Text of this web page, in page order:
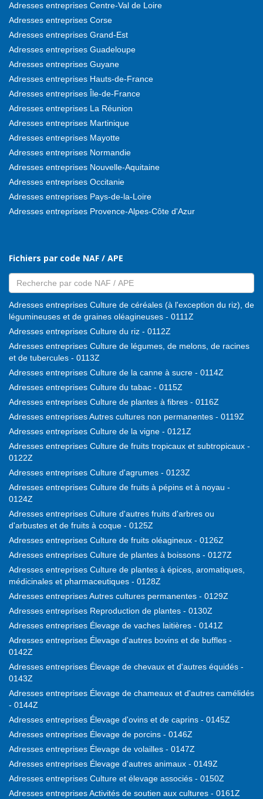
Adresses entreprises Centre-Val de Loire
Adresses entreprises Corse
Adresses entreprises Grand-Est
Adresses entreprises Guadeloupe
Adresses entreprises Guyane
Adresses entreprises Hauts-de-France
Adresses entreprises Île-de-France
Adresses entreprises La Réunion
Adresses entreprises Martinique
Adresses entreprises Mayotte
Adresses entreprises Normandie
Adresses entreprises Nouvelle-Aquitaine
Adresses entreprises Occitanie
Adresses entreprises Pays-de-la-Loire
Adresses entreprises Provence-Alpes-Côte d'Azur
Fichiers par code NAF / APE
Adresses entreprises Culture de céréales (à l'exception du riz), de
légumineuses et de graines oléagineuses - 0111Z
Adresses entreprises Culture du riz - 0112Z
Adresses entreprises Culture de légumes, de melons, de racines
et de tubercules - 0113Z
Adresses entreprises Culture de la canne à sucre - 0114Z
Adresses entreprises Culture du tabac - 0115Z
Adresses entreprises Culture de plantes à fibres - 0116Z
Adresses entreprises Autres cultures non permanentes - 0119Z
Adresses entreprises Culture de la vigne - 0121Z
Adresses entreprises Culture de fruits tropicaux et subtropicaux -
0122Z
Adresses entreprises Culture d'agrumes - 0123Z
Adresses entreprises Culture de fruits à pépins et à noyau -
0124Z
Adresses entreprises Culture d'autres fruits d'arbres ou
d'arbustes et de fruits à coque - 0125Z
Adresses entreprises Culture de fruits oléagineux - 0126Z
Adresses entreprises Culture de plantes à boissons - 0127Z
Adresses entreprises Culture de plantes à épices, aromatiques,
médicinales et pharmaceutiques - 0128Z
Adresses entreprises Autres cultures permanentes - 0129Z
Adresses entreprises Reproduction de plantes - 0130Z
Adresses entreprises Élevage de vaches laitières - 0141Z
Adresses entreprises Élevage d'autres bovins et de buffles -
0142Z
Adresses entreprises Élevage de chevaux et d'autres équidés -
0143Z
Adresses entreprises Élevage de chameaux et d'autres camélidés
- 0144Z
Adresses entreprises Élevage d'ovins et de caprins - 0145Z
Adresses entreprises Élevage de porcins - 0146Z
Adresses entreprises Élevage de volailles - 0147Z
Adresses entreprises Élevage d'autres animaux - 0149Z
Adresses entreprises Culture et élevage associés - 0150Z
Adresses entreprises Activités de soutien aux cultures - 0161Z